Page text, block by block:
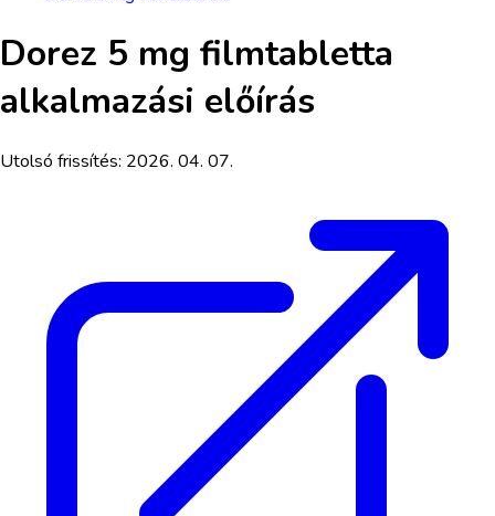
Dorez 5 mg filmtabletta
alkalmazási előírás
Utolsó frissítés: 2026. 04. 07.